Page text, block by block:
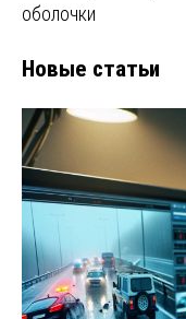
оболочки
Новые статьи